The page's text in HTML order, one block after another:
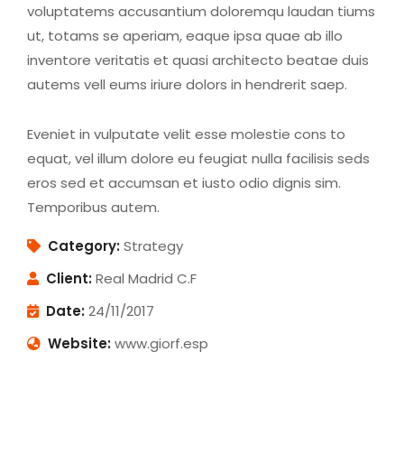
voluptatems accusantium doloremqu laudan tiums
ut, totams se aperiam, eaque ipsa quae ab illo
inventore veritatis et quasi architecto beatae duis
autems vell eums iriure dolors in hendrerit saep.
Eveniet in vulputate velit esse molestie cons to
equat, vel illum dolore eu feugiat nulla facilisis seds
eros sed et accumsan et iusto odio dignis sim.
Temporibus autem.
Category:Strategy
Client:Real Madrid C.F
Date:24/11/2017
Website:www.giorf.esp